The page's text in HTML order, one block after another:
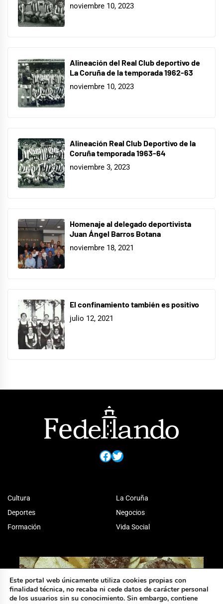
noviembre 10, 2023
Alineación del Real Club deportivo de
La Coruña de la temporada 1962-63
noviembre 10, 2023
Alineación Real Club Deportivo de la
Coruña temporada 1963-64
noviembre 3, 2023
Homenaje al delegado deportivista
Juan Ángel Barros Botana
noviembre 18, 2021
El confinamiento también es positivo
julio 12, 2021
Facebook
Twitter
Cultura
Deportes
Formación
La Coruña
Negocios
Vida Social
Este portal web únicamente utiliza cookies propias con
finalidad técnica, no recaba ni cede datos de carácter personal
de los usuarios sin su conocimiento. Sin embargo, contiene